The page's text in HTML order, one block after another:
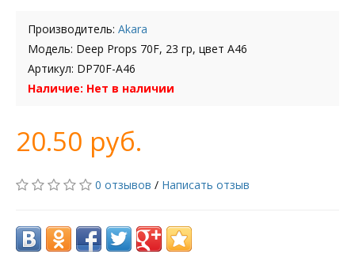
Производитель: Akara
Модель: Deep Props 70F, 23 гр, цвет А46
Артикул: DP70F-A46
Наличие: Нет в наличии
20.50 руб.
0 отзывов / Написать отзыв